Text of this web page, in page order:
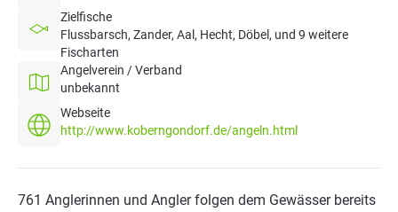
Zielfische
Flussbarsch, Zander, Aal, Hecht, Döbel, und 9 weitere
Fischarten
Angelverein / Verband
unbekannt
Webseite
http://www.koberngondorf.de/angeln.html
761 Anglerinnen und Angler folgen dem Gewässer bereits